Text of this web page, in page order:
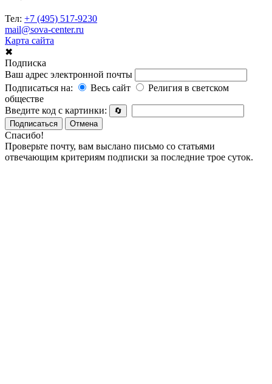
Тел: +7 (495) 517-9230
mail@sova-center.ru
Карта сайта
✖
Подписка
Ваш адрес электронной почты
Подписаться на:
Весь сайт
Религия в светском
обществе
Введите код с картинки:
🔄
Подписаться
Отмена
Спасибо!
Проверьте почту, вам выслано письмо со статьями
отвечающим критериям подписки за последние трое суток.